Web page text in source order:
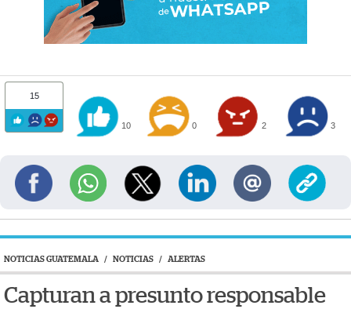
15
10 0 2 3
NOTICIAS GUATEMALA / NOTICIAS / ALERTAS
Capturan a presunto responsable